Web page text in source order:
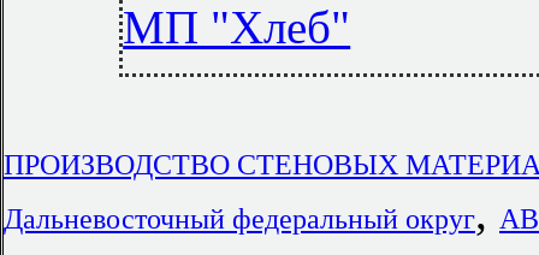
МП "Хлеб"
ПРОИЗВОДСТВО СТЕНОВЫХ
Дальневосточный федеральный округ,